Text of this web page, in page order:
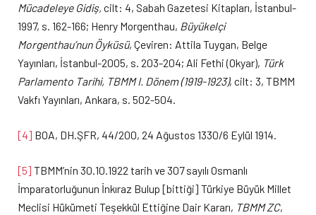
Mücadeleye Gidiş,cilt: 4, Sabah Gazetesi Kitapları, İstanbul-
1997, s. 162-166; Henry Morgenthau, Büyükelçi
Morgenthau’nun Öyküsü, Çeviren: Attila Tuygan, Belge
Yayınları, İstanbul-2005, s. 203-204; Ali Fethi (Okyar), Türk
Parlamento Tarihi, TBMM I. Dönem (1919-1923), cilt: 3, TBMM
Vakfı Yayınları, Ankara, s. 502-504.
[4] BOA, DH.ŞFR, 44/200, 24 Ağustos 1330/6 Eylül 1914.
[5] TBMM’nin 30.10.1922 tarih ve 307 sayılı Osmanlı
İmparatorluğunun İnkıraz Bulup [bittiği] Türkiye Büyük Millet
Meclisi Hükümeti Teşekkül Ettiğine Dair Kararı, TBMM ZC,